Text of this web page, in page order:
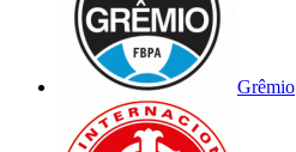
Grêmio